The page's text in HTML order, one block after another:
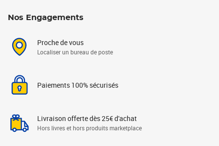
Nos Engagements
Proche de vous
Localiser un bureau de poste
Paiements 100% sécurisés
Livraison offerte dès 25€ d'achat
Hors livres et hors produits marketplace